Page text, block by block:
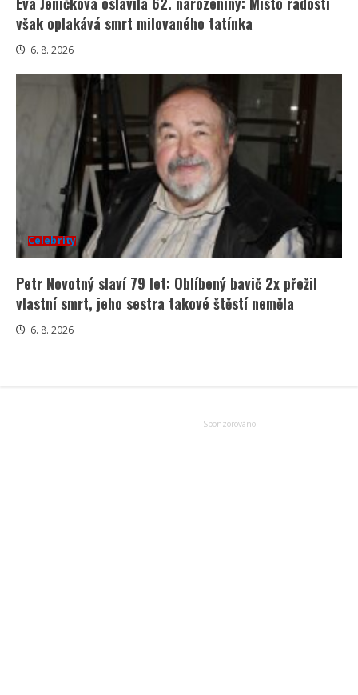
však oplakává smrt milovaného tatínka
6. 8. 2026
Celebrity
Petr Novotný slaví 79 let: Oblíbený bavič 2x přežil
vlastní smrt, jeho sestra takové štěstí neměla
6. 8. 2026